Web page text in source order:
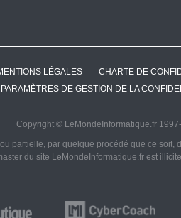
LÉGALES CHARTE DE
PARAMÈTRES DE GESTION DE LA
Copyright © LeMondeInformatique.fr
partielle, par quelque procédé que ce soit,
du site LeMondeInformatique.fr est